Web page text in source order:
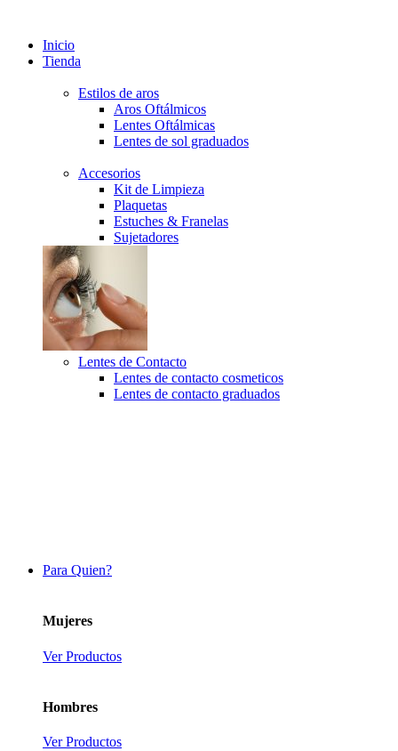
Inicio
Tienda
Estilos de aros
Aros Oftálmicos
Lentes Oftálmicas
Lentes de sol graduados
Accesorios
Kit de Limpieza
Plaquetas
Estuches & Franelas
Sujetadores
Lentes de Contacto
Lentes de contacto cosmeticos
Lentes de contacto graduados
Para Quien?
Mujeres
Ver Productos
Hombres
Ver Productos